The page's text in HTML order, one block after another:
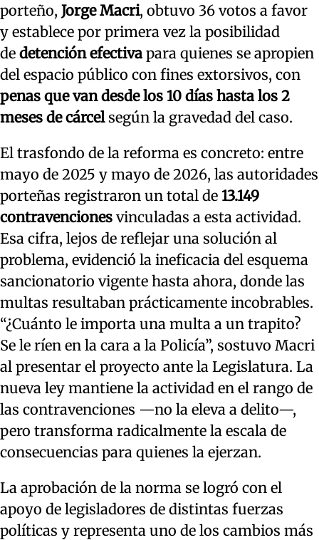
porteño, Jorge Macri, obtuvo 36 votos a favor
y establece por primera vez la posibilidad
de detención efectiva para quienes se apropien
del espacio público con fines extorsivos, con
penas que van desde los 10 días hasta los 2
meses de cárcelsegún la gravedad del caso.
El trasfondo de la reforma es concreto: entre
mayo de 2025 y mayo de 2026, las autoridades
porteñas registraron un total de 13.149
contravenciones vinculadas a esta actividad.
Esa cifra, lejos de reflejar una solución al
problema, evidenció la ineficacia del esquema
sancionatorio vigente hasta ahora, donde las
multas resultaban prácticamente incobrables.
“¿Cuánto le importa una multa a un trapito?
Se le ríen en la cara a la Policía”, sostuvo Macri
al presentar el proyecto ante la Legislatura. La
nueva ley mantiene la actividad en el rango de
las contravenciones —no la eleva a delito—,
pero transforma radicalmente la escala de
consecuencias para quienes la ejerzan.
La aprobación de la norma se logró con el
apoyo de legisladores de distintas fuerzas
políticas y representa uno de los cambios más